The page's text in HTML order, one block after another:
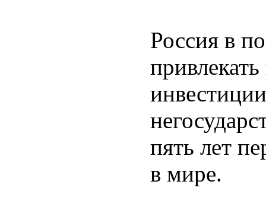
Россия в
пять лет
в мире.